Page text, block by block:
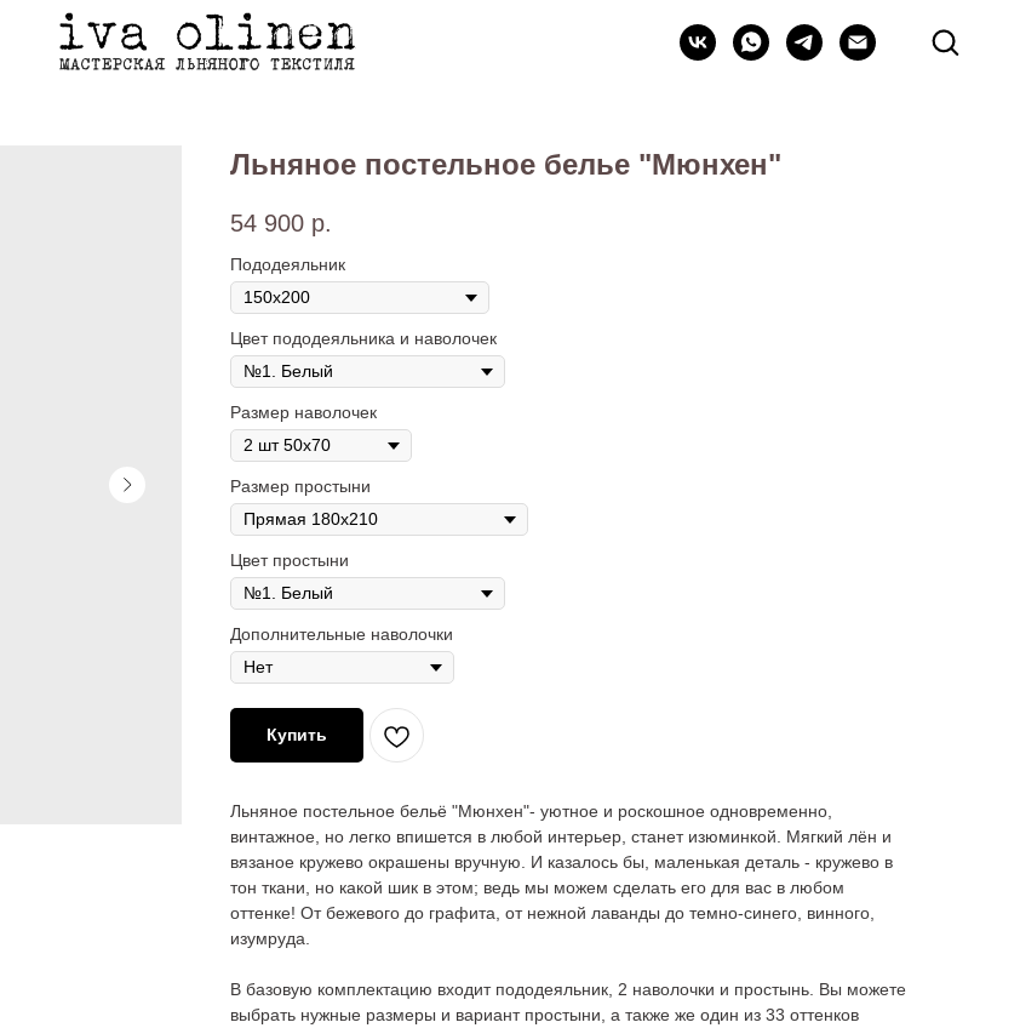
Льняное постельное белье "Мюнхен"
54 900 р.
Пододеяльник
Цвет пододеяльника и наволочек
Размер наволочек
Размер простыни
Цвет простыни
Дополнительные наволочки
Купить
Льняное постельное бельё "Мюнхен"- уютное и роскошное одновременно,
винтажное, но легко впишется в любой интерьер, станет изюминкой. Мягкий лён и
вязаное кружево окрашены вручную. И казалось бы, маленькая деталь - кружево в
тон ткани, но какой шик в этом; ведь мы можем сделать его для вас в любом
оттенке! От бежевого до графита, от нежной лаванды до темно-синего, винного,
изумруда.
В базовую комплектацию входит пододеяльник, 2 наволочки и простынь. Вы можете
выбрать нужные размеры и вариант простыни, а также же один из 33 оттенков